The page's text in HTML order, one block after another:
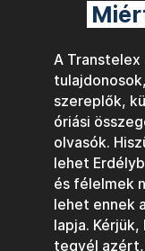
A
szereplők,
óriási
olvasók.
lehet
és félelmek
lehet ennek
lapja.
tegyél